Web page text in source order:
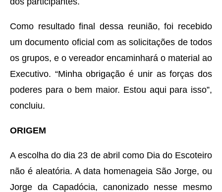
Como resultado final dessa reunião, foi recebido
um documento oficial com as solicitações de todos
os grupos, e o vereador encaminhará o material ao
Executivo. “Minha obrigação é unir as forças dos
poderes para o bem maior. Estou aqui para isso”,
concluiu.
ORIGEM
A escolha do dia 23 de abril como Dia do Escoteiro
não é aleatória. A data homenageia São Jorge, ou
Jorge da Capadócia, canonizado nesse mesmo